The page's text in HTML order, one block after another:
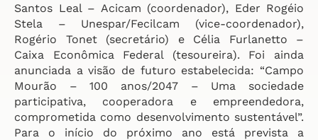
Santos Leal – Acicam (coordenador), Eder Rogéio
Stela – Unespar/Fecilcam (vice-coordenador),
Rogério Tonet (secretário) e Célia Furlanetto –
Caixa Econômica Federal (tesoureira). Foi ainda
anunciada a visão de futuro estabelecida: “Campo
Mourão – 100 anos/2047 – Uma sociedade
participativa, cooperadora e empreendedora,
comprometida como desenvolvimento sustentável”.
Para o início do próximo ano está prevista a